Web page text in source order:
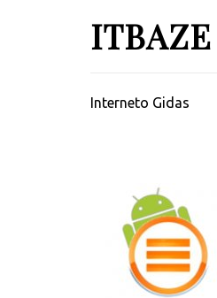
ITBAZE
Interneto Gidas